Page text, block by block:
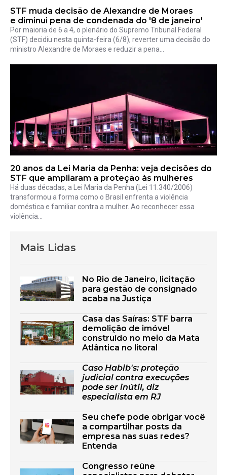
STF muda decisão de Alexandre de Moraes
e diminui pena de condenada do '8 de janeiro'
Por maioria de 6 a 4, o plenário do Supremo Tribunal Federal
(STF) decidiu nesta quinta-feira (6/8), reverter uma decisão do
ministro Alexandre de Moraes e reduzir a pena...
20 anos da Lei Maria da Penha: veja decisões do
STF que ampliaram a proteção às mulheres
Há duas décadas, a Lei Maria da Penha (Lei 11.340/2006)
transformou a forma como o Brasil enfrenta a violência
doméstica e familiar contra a mulher. Ao reconhecer essa
violência...
Mais Lidas
No Rio de Janeiro, licitação
para gestão de consignado
acaba na Justiça
Casa das Saíras: STF barra
demolição de imóvel
construído no meio da Mata
Atlântica no litoral
Caso Habib's: proteção
judicial contra execuções
pode ser inútil, diz
especialista em RJ
Seu chefe pode obrigar você
a compartilhar posts da
empresa nas suas redes?
Entenda
Congresso reúne